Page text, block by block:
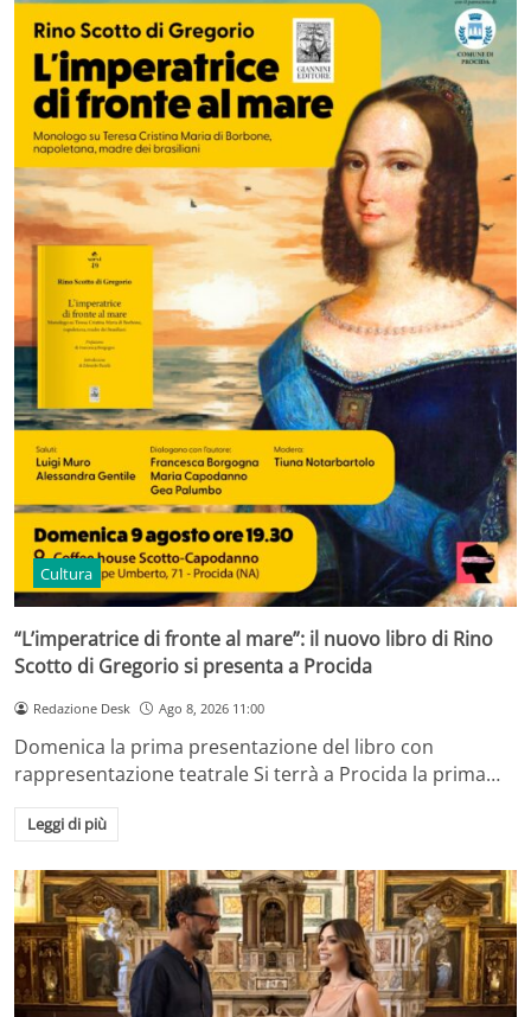
Cultura
“L’imperatrice di fronte al mare”: il nuovo libro di Rino
Scotto di Gregorio si presenta a Procida
Redazione Desk Ago 8, 2026 11:00
Domenica la prima presentazione del libro con
rappresentazione teatrale Si terrà a Procida la prima…
Leggi di più